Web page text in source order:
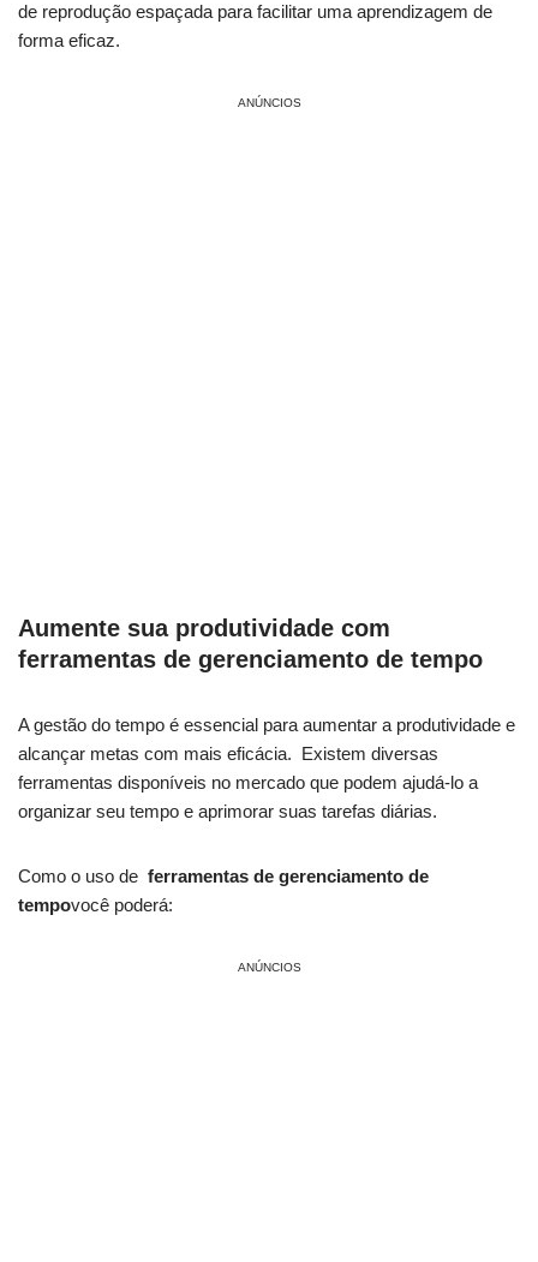
de reprodução espaçada⁢ para facilitar uma aprendizagem⁣ de
forma eficaz.
ANÚNCIOS
Aumente ​sua produtividade com
ferramentas⁢ de gerenciamento de tempo
A gestão do tempo é essencial ⁤para aumentar​ a produtividade e
alcançar ‍metas com mais eficácia. ‍ Existem diversas
ferramentas disponíveis⁤ no mercado que⁣ podem ajudá-lo a
organizar seu tempo e ⁣aprimorar suas tarefas diárias.
Como o uso de ⁣ ferramentas de gerenciamento ‌de
tempovocê poderá:
ANÚNCIOS